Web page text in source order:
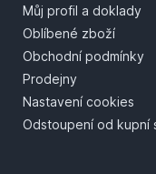
Můj profil a doklady
Oblíbené zboží
Obchodní podmínky
Prodejny
Nastavení cookies
Odstoupení od kupní